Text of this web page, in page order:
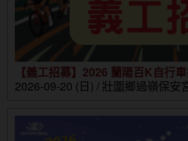
【義工招募】2026 蘭陽百K自行
2026-09-20 (日) / 壯圍鄉過嶺保安